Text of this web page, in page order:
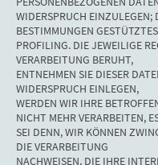
WIDERSPRUCH EINZULEGEN;
BESTIMMUNGEN GESTÜTZTES
PROFILING. DIE JEWEILIGE
VERARBEITUNG BERUHT,
ENTNEHMEN SIE DIESER
WIDERSPRUCH EINLEGEN,
WERDEN WIR IHRE
NICHT MEHR VERARBEITEN,
SEI DENN, WIR KÖNNEN
DIE VERARBEITUNG
NACHWEISEN, DIE IHRE